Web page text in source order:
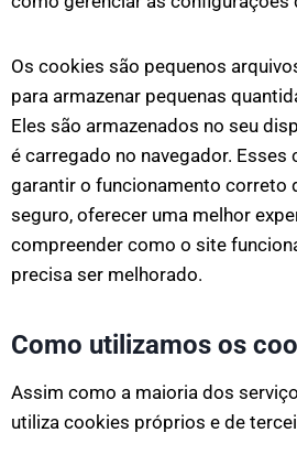
Os cookies são pequenos
para armazenar pequenas
Eles são armazenados no seu
é carregado no navegador. Esses
garantir o funcionamento correto
seguro, oferecer uma melhor
compreender como o site
precisa ser melhorado.
Como utilizamos os
Assim como a maioria dos
utiliza cookies próprios e de